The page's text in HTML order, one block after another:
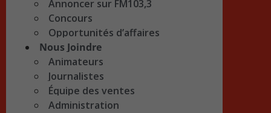
Annoncer sur FM103,3
Concours
Opportunités d’affaires
Nous Joindre
Animateurs
Journalistes
Équipe des ventes
Administration